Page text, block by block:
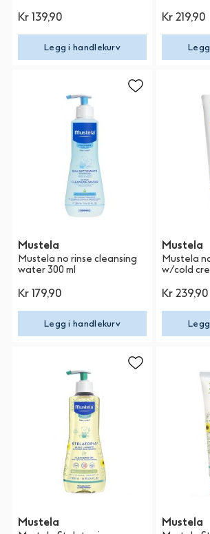
Kr 139,90
Legg i handlekurv
Kr 219,90
Mustela
Mustela no rinse cleansing
water 300 ml
Kr 179,90
Legg i handlekurv
Mustela
Mustela
w/cold
Kr 239,90
Mustela Mustela